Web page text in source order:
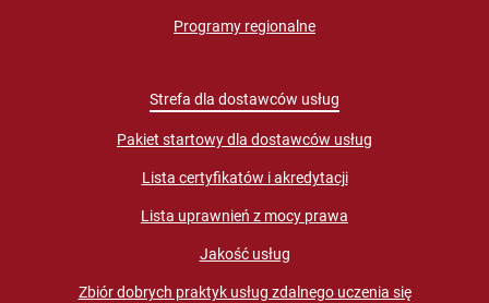
Programy regionalne
Strefa dla dostawców usług
Pakiet startowy dla dostawców usług
Lista certyfikatów i akredytacji
Lista uprawnień z mocy prawa
Jakość usług
Zbiór dobrych praktyk usług zdalnego uczenia się